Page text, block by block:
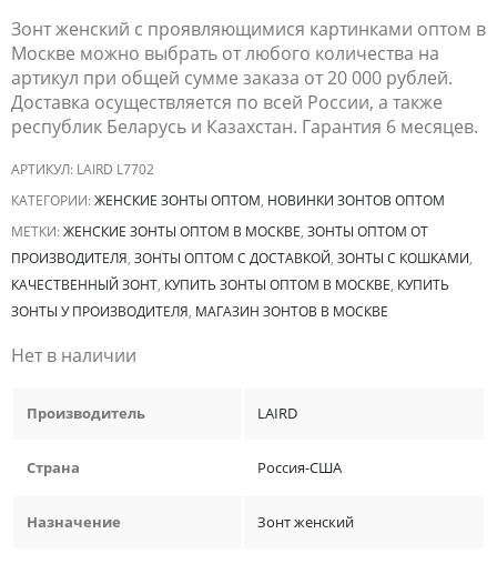
Зонт женский с проявляющимися картинками оптом в
Москве можно выбрать от любого количества на
артикул при общей сумме заказа от 20 000 рублей.
Доставка осуществляется по всей России, а также
республик Беларусь и Казахстан. Гарантия 6 месяцев.
АРТИКУЛ: LAIRD L7702
КАТЕГОРИИ:ЖЕНСКИЕ ЗОНТЫ ОПТОМ, НОВИНКИ ЗОНТОВ ОПТОМ
МЕТКИ:ЖЕНСКИЕ ЗОНТЫ ОПТОМ В МОСКВЕ, ЗОНТЫ ОПТОМ ОТ
ПРОИЗВОДИТЕЛЯ, ЗОНТЫ ОПТОМ С ДОСТАВКОЙ, ЗОНТЫ С КОШКАМИ,
КАЧЕСТВЕННЫЙ ЗОНТ, КУПИТЬ ЗОНТЫ ОПТОМ В МОСКВЕ, КУПИТЬ
ЗОНТЫ У ПРОИЗВОДИТЕЛЯ, МАГАЗИН ЗОНТОВ В МОСКВЕ
Нет в наличии
Производитель LAIRD
Страна Россия-США
Назначение Зонт женский